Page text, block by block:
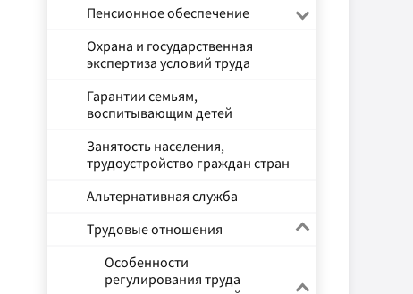
Пенсионное обеспечение
Охрана и государственная
экспертиза условий труда
Гарантии семьям,
воспитывающим детей
Занятость населения,
трудоустройство граждан стран
Альтернативная служба
Трудовые отношения
Особенности
регулирования труда